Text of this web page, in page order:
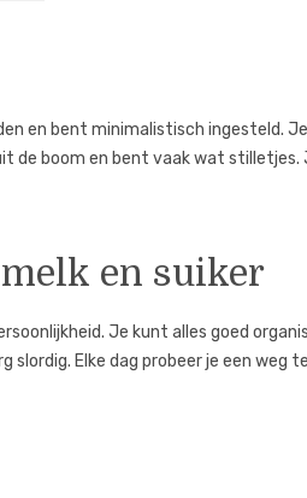
en bent minimalistisch ingesteld.
de boom en bent vaak wat
en suiker
Je kunt alles goed
slordig. Elke dag probeer je een weg